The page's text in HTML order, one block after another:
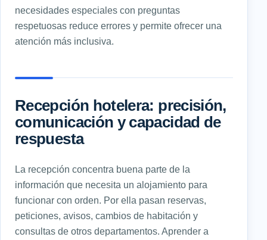
necesidades especiales con preguntas
respetuosas reduce errores y permite ofrecer una
atención más inclusiva.
Recepción hotelera: precisión,
comunicación y capacidad de
respuesta
La recepción concentra buena parte de la
información que necesita un alojamiento para
funcionar con orden. Por ella pasan reservas,
peticiones, avisos, cambios de habitación y
consultas de otros departamentos. Aprender a